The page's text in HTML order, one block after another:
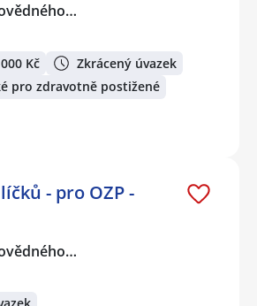
Kč
Zkrácený úvazek
pro zdravotně postižené
- pro OZP -